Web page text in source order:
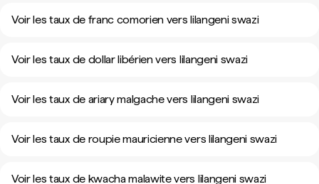
Voir les taux de franc comorien vers lilangeni swazi
Voir les taux de dollar libérien vers lilangeni swazi
Voir les taux de ariary malgache vers lilangeni swazi
Voir les taux de roupie mauricienne vers lilangeni swazi
Voir les taux de kwacha malawite vers lilangeni swazi